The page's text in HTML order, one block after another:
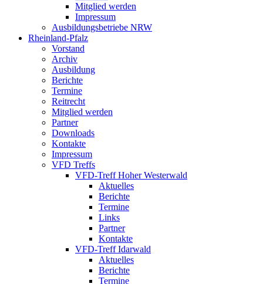
Mitglied werden
Impressum
Ausbildungsbetriebe NRW
Rheinland-Pfalz
Vorstand
Archiv
Ausbildung
Berichte
Termine
Reitrecht
Mitglied werden
Partner
Downloads
Kontakte
Impressum
VFD Treffs
VFD-Treff Hoher Westerwald
Aktuelles
Berichte
Termine
Links
Partner
Kontakte
VFD-Treff Idarwald
Aktuelles
Berichte
Termine